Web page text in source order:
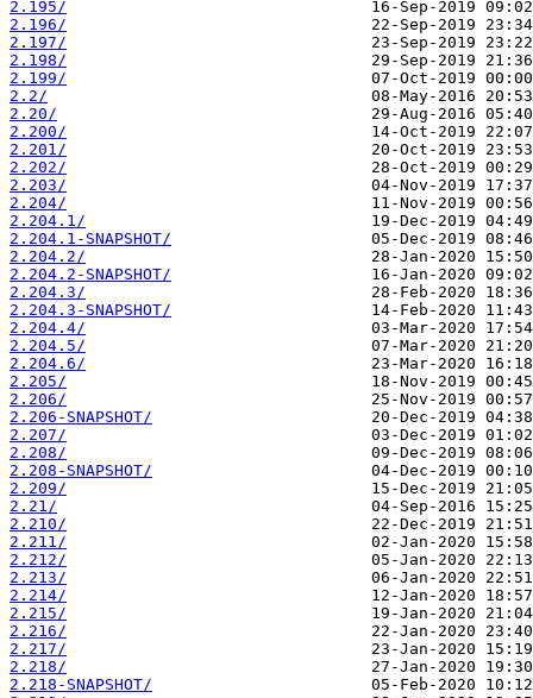
2.195/
2.196/
2.197/
2.198/
2.199/
2.2/
2.20/
2.200/
2.201/
2.202/
2.203/
2.204/
2.204.1/
2.204.1-SNAPSHOT/
2.204.2/
2.204.2-SNAPSHOT/
2.204.3/
2.204.3-SNAPSHOT/
2.204.4/
2.204.5/
2.204.6/
2.205/
2.206/
2.206-SNAPSHOT/
2.207/
2.208/
2.208-SNAPSHOT/
2.209/
2.21/
2.210/
2.211/
2.212/
2.213/
2.214/
2.215/
2.216/
2.217/
2.218/
2.218-SNAPSHOT/